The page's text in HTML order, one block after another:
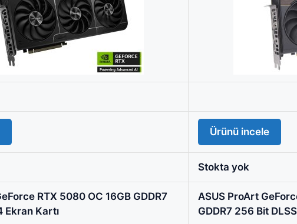
Ürünü incele
Stokta yok
RTX 5080 OC 16GB GDDR7
Ekran Kartı
ASUS ProArt
GDDR7 256 Bit